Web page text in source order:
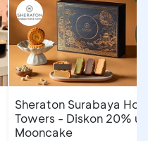
Sheraton Surabaya
Towers - Diskon 20%
Mooncake